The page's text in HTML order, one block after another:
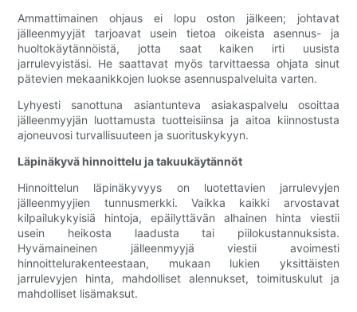
Ammattimainen ohjaus ei lopu oston jälkeen; johtavat
jälleenmyyjät tarjoavat usein tietoa oikeista asennus- ja
huoltokäytännöistä, jotta saat kaiken irti uusista
jarrulevyistäsi. He saattavat myös tarvittaessa ohjata sinut
pätevien mekaanikkojen luokse asennuspalveluita varten.
Lyhyesti sanottuna asiantunteva asiakaspalvelu osoittaa
jälleenmyyjän luottamusta tuotteisiinsa ja aitoa kiinnostusta
ajoneuvosi turvallisuuteen ja suorituskykyyn.
Läpinäkyvä hinnoittelu ja takuukäytännöt
Hinnoittelun läpinäkyvyys on luotettavien jarrulevyjen
jälleenmyyjien tunnusmerkki. Vaikka kaikki arvostavat
kilpailukykyisiä hintoja, epäilyttävän alhainen hinta viestii
usein heikosta laadusta tai piilokustannuksista.
Hyvämaineinen jälleenmyyjä viestii avoimesti
hinnoittelurakenteestaan, mukaan lukien yksittäisten
jarrulevyjen hinta, mahdolliset alennukset, toimituskulut ja
mahdolliset lisämaksut.